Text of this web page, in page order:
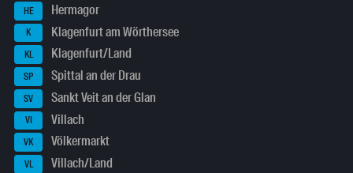
HE Hermagor
K Klagenfurt am Wörthersee
KL Klagenfurt/Land
SP Spittal an der Drau
SV Sankt Veit an der Glan
VI Villach
VK Völkermarkt
VL Villach/Land